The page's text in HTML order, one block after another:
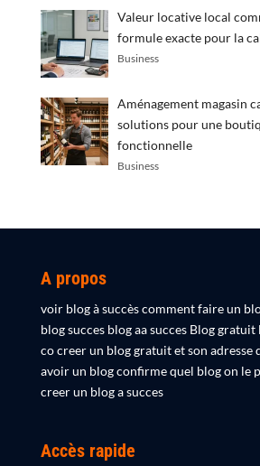
Valeur locative local
formule exacte pour la
Business
Aménagement magasin
solutions pour une
fonctionnelle
Business
A propos
voir blog à succès comment faire un
blog succes blog aa succes Blog
co creer un blog gratuit et son adresse
avoir un blog confirme quel blog on le
creer un blog a succes
Accès rapide